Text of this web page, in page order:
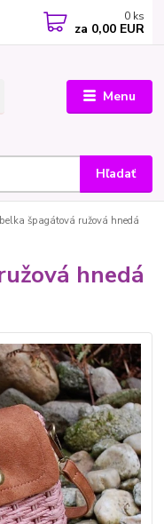
Menu
Hľadať
0 ks
za 0,00 EUR
špagátová ružová hnedá
hnedá